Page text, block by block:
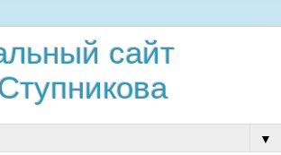
сайт
▼